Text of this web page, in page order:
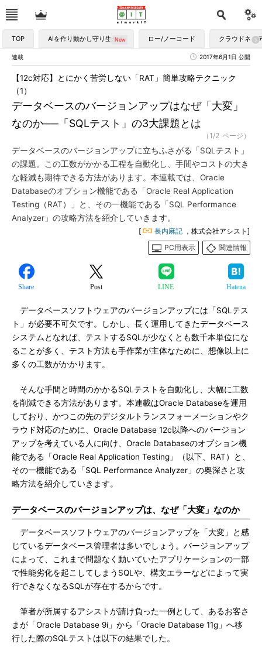
TOP AIを作り動かし守り生かす ロー/ノーコード クラウドネイ
連載 2017年6月1日 公開
データベースのバージョンアップはなぜ「大変」
なのか──「SQLテスト」の3大課題とは
【12c対応】とにかく苦労しない「RAT」簡単攻略テクニック
（1）
（1/2 ページ）
データベースのバージョンアップに立ちふさがる「SQLテスト」
の課題。この工数がかかる工程を自動化し、手間やコストの大き
な軽減も期待できる方法があります。本連載では、Oracle
Databaseのオプション機能である「Oracle Real Application
Testing（RAT）」と、その一機能である「SQL Performance
Analyzer」の攻略方法を紹介していきます。
[ 長内麻記 ，株式会社アシスト]
PC用表示
関連情報
Share Post LINE Hatena
データベースソフトウェアのバージョンアップには「SQLテス
ト」が必要不可欠です。しかし、長く運用してきたデータベース
システムとなれば、テストするSQLが少なくとも数千本単位にな
ることが多く、テスト方法も手作業が主体なために、想像以上に
多くの工数がかかります。
そんな手間と時間のかかるSQLテストを自動化し、大幅に工数
を削減できる方法があります。本連載はOracle Databaseを運用
しており、かつこの先のデジタルトランスフォーメーションやク
ラウド対応のために、Oracle Database 12c以降へのバージョン
アップを考えている人に向け、Oracle Databaseのオプション機
能である「Oracle Real Application Testing」（以下、RAT）と、
その一機能である「SQL Performance Analyzer」の奥深さと攻
略方法を紹介していきます。
データベースのバージョンアップは、なぜ「大変」なのか
データベースソフトウェアのバージョンアップを「大変」と感
じているデータベース管理者は多いでしょう。バージョンアップ
によって、これまで問題なく動いていたアプリケーションの一部
で性能劣化を起こしてしまうSQLや、構文エラーなどによって実
行できなくなるSQLが存在するからです。
筆者が所属するアシストが請け負った一例として、あるお客さ
まが「Oracle Database 9i」から「Oracle Database 11g」へ移
行した際のSQLテストは以下の結果でした。